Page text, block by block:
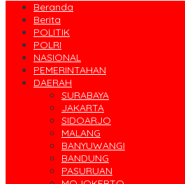
Beranda
Berita
POLITIK
POLRI
NASIONAL
PEMERINTAHAN
DAERAH
SURABAYA
JAKARTA
SIDOARJO
MALANG
BANYUWANGI
BANDUNG
PASURUAN